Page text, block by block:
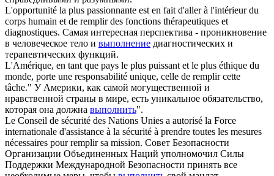
L'opportunité la plus passionnante est en fait d'aller à l'intérieur du
corps humain et de remplirdes fonctions thérapeutiques et
diagnostiques. Самая интересная перспектива - проникновение
в человеческое тело и выполнение диагностических и
терапевтических функций.
L'Amérique, en tant que pays le plus puissant et le plus éthique du
monde, porte une responsabilité unique, celle de remplircette
tâche." У Америки, как самой могущественной и
нравственной страны в мире, есть уникальное обязательство,
которая она должна выполнить".
Le Conseil de sécurité des Nations Unies a autorisé la Force
internationale d'assistance à la sécurité à prendre toutes les mesures
nécessaires pourremplirsa mission. Совет Безопасности
Организации Объединенных Наций уполномочил Силы
Поддержки Международной Безопасности принять все